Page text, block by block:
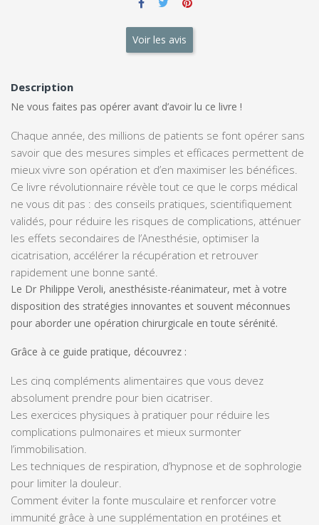
Voir les avis
Description
Ne vous faites pas opérer avant d’avoir lu ce livre !
Chaque année, des millions de patients se font opérer sans
savoir que des mesures simples et efficaces permettent de
mieux vivre son opération et d’en maximiser les bénéfices.
Ce livre révolutionnaire révèle tout ce que le corps médical
ne vous dit pas : des conseils pratiques, scientifiquement
validés, pour réduire les risques de complications, atténuer
les effets secondaires de l’Anesthésie, optimiser la
cicatrisation, accélérer la récupération et retrouver
rapidement une bonne santé.
Le Dr Philippe Veroli, anesthésiste-réanimateur, met à votre
disposition des stratégies innovantes et souvent méconnues
pour aborder une opération chirurgicale en toute sérénité.
Grâce à ce guide pratique, découvrez :
Les cinq compléments alimentaires que vous devez
absolument prendre pour bien cicatriser.
Les exercices physiques à pratiquer pour réduire les
complications pulmonaires et mieux surmonter
l’immobilisation.
Les techniques de respiration, d’hypnose et de sophrologie
pour limiter la douleur.
Comment éviter la fonte musculaire et renforcer votre
immunité grâce à une supplémentation en protéines et